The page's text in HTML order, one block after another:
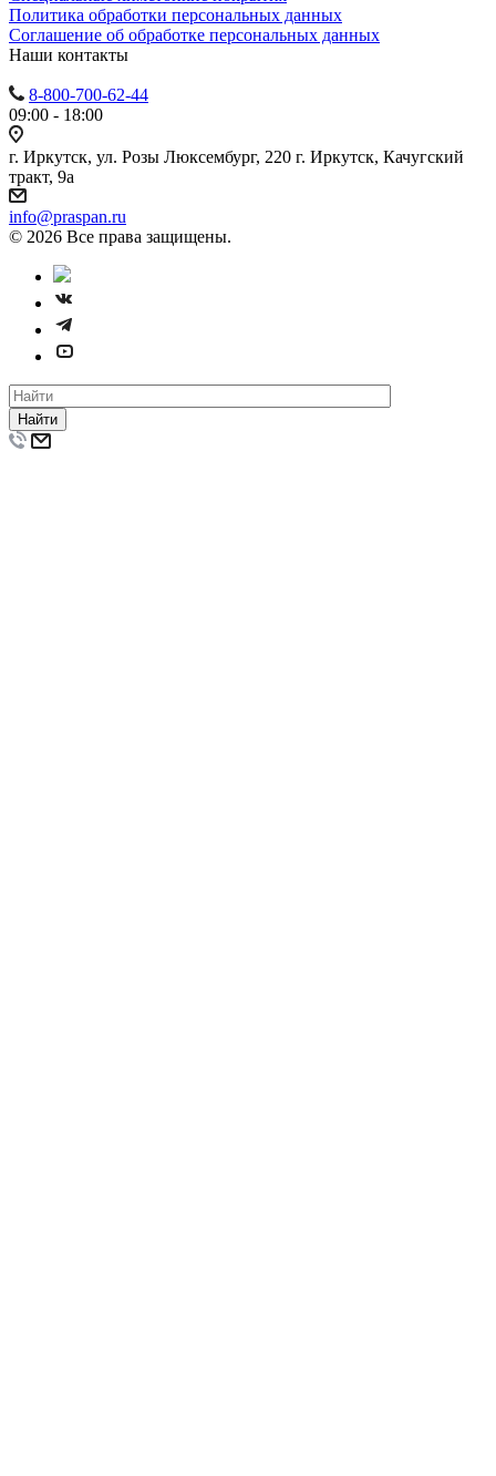
Политика обработки персональных данных
Cоглашение об обработке персональных данных
Наши контакты
8-800-700-62-44
09:00 - 18:00
г. Иркутск, ул. Розы Люксембург, 220 г. Иркутск, Качугский
тракт, 9а
info@praspan.ru
© 2026 Все права защищены.
Найти